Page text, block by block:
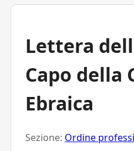
Lettera
Capo della
Ebraica
Sezione: Ordine